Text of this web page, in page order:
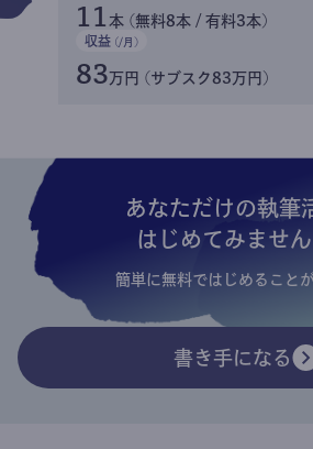
11 本 (無料8本 / 有料3本)
収益 (/月)
83万円 (サブスク83万円)
あなただけの執筆
はじめてみません
簡単に無料ではじめること
書き手になる